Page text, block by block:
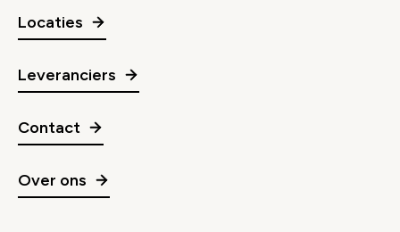
Locaties
Leveranciers
Contact
Over ons